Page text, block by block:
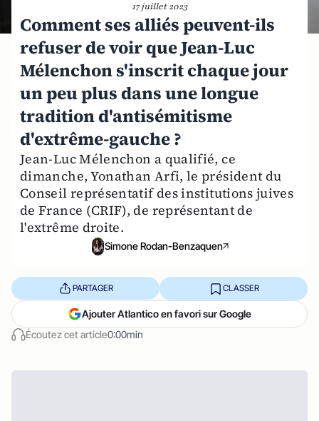
17 juillet 2023
Comment ses alliés peuvent-ils
refuser de voir que Jean-Luc
Mélenchon s'inscrit chaque jour
un peu plus dans une longue
tradition d'antisémitisme
d'extrême-gauche ?
Jean-Luc Mélenchon a qualifié, ce
dimanche, Yonathan Arfi, le président du
Conseil représentatif des institutions juives
de France (CRIF), de représentant de
l'extrême droite.
Simone Rodan-Benzaquen
Écoutez cet article0:00min
PARTAGER CLASSER
Ajouter Atlantico en favori sur Google